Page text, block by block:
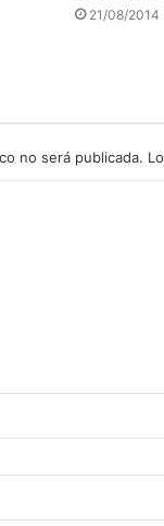
21/08/2014
no será publicada.